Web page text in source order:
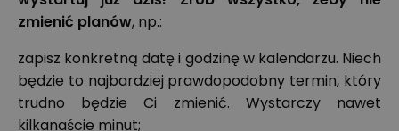
zmienić planów, np.:
zapisz konkretną datę i godzinę w kalendarzu. Niech
będzie to najbardziej prawdopodobny termin, który
trudno będzie Ci zmienić. Wystarczy nawet
kilkanaście minut;